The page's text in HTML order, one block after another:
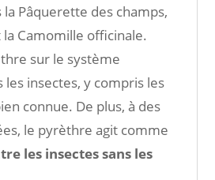
Pâquerette des champs,
Camomille officinale.
sur le système
insectes, y compris les
connue. De plus, à des
le pyrèthre agit comme
les insectes sans les